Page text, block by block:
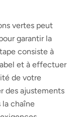
vertes peut
garantir la
consiste à
et à effectuer
de votre
des ajustements
la chaîne